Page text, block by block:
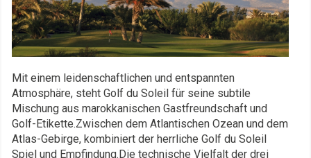
Mit einem leidenschaftlichen und entspannten
Atmosphäre, steht Golf du Soleil für seine subtile
Mischung aus marokkanischen Gastfreundschaft und
Golf-Etikette.Zwischen dem Atlantischen Ozean und dem
Atlas-Gebirge, kombiniert der herrliche Golf du Soleil
Spiel und Empfindung.Die technische Vielfalt der drei